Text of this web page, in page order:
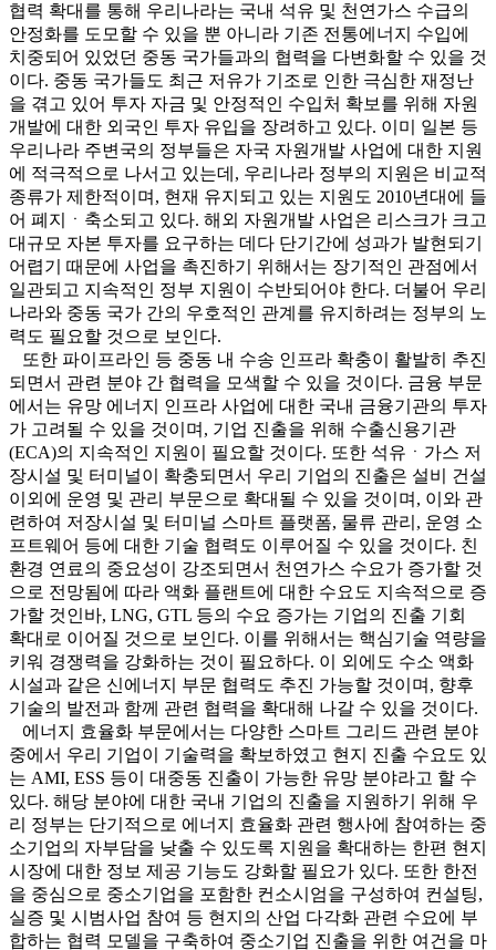
협력 확대를 통해 우리나라는 국내 석유 및 천연가스 수급의
안정화를 도모할 수 있을 뿐 아니라 기존 전통에너지 수입에
치중되어 있었던 중동 국가들과의 협력을 다변화할 수 있을 것
이다. 중동 국가들도 최근 저유가 기조로 인한 극심한 재정난
을 겪고 있어 투자 자금 및 안정적인 수입처 확보를 위해 자원
개발에 대한 외국인 투자 유입을 장려하고 있다. 이미 일본 등
우리나라 주변국의 정부들은 자국 자원개발 사업에 대한 지원
에 적극적으로 나서고 있는데, 우리나라 정부의 지원은 비교적
종류가 제한적이며, 현재 유지되고 있는 지원도 2010년대에 들
어 폐지ㆍ축소되고 있다. 해외 자원개발 사업은 리스크가 크고
대규모 자본 투자를 요구하는 데다 단기간에 성과가 발현되기
어렵기 때문에 사업을 촉진하기 위해서는 장기적인 관점에서
일관되고 지속적인 정부 지원이 수반되어야 한다. 더불어 우리
나라와 중동 국가 간의 우호적인 관계를 유지하려는 정부의 노
력도 필요할 것으로 보인다.
또한 파이프라인 등 중동 내 수송 인프라 확충이 활발히 추진
되면서 관련 분야 간 협력을 모색할 수 있을 것이다. 금융 부문
에서는 유망 에너지 인프라 사업에 대한 국내 금융기관의 투자
가 고려될 수 있을 것이며, 기업 진출을 위해 수출신용기관
(ECA)의 지속적인 지원이 필요할 것이다. 또한 석유ㆍ가스 저
장시설 및 터미널이 확충되면서 우리 기업의 진출은 설비 건설
이외에 운영 및 관리 부문으로 확대될 수 있을 것이며, 이와 관
련하여 저장시설 및 터미널 스마트 플랫폼, 물류 관리, 운영 소
프트웨어 등에 대한 기술 협력도 이루어질 수 있을 것이다. 친
환경 연료의 중요성이 강조되면서 천연가스 수요가 증가할 것
으로 전망됨에 따라 액화 플랜트에 대한 수요도 지속적으로 증
가할 것인바, LNG, GTL 등의 수요 증가는 기업의 진출 기회
확대로 이어질 것으로 보인다. 이를 위해서는 핵심기술 역량을
키워 경쟁력을 강화하는 것이 필요하다. 이 외에도 수소 액화
시설과 같은 신에너지 부문 협력도 추진 가능할 것이며, 향후
기술의 발전과 함께 관련 협력을 확대해 나갈 수 있을 것이다.
에너지 효율화 부문에서는 다양한 스마트 그리드 관련 분야
중에서 우리 기업이 기술력을 확보하였고 현지 진출 수요도 있
는 AMI, ESS 등이 대중동 진출이 가능한 유망 분야라고 할 수
있다. 해당 분야에 대한 국내 기업의 진출을 지원하기 위해 우
리 정부는 단기적으로 에너지 효율화 관련 행사에 참여하는 중
소기업의 자부담을 낮출 수 있도록 지원을 확대하는 한편 현지
시장에 대한 정보 제공 기능도 강화할 필요가 있다. 또한 한전
을 중심으로 중소기업을 포함한 컨소시엄을 구성하여 컨설팅,
실증 및 시범사업 참여 등 현지의 산업 다각화 관련 수요에 부
합하는 협력 모델을 구축하여 중소기업 진출을 위한 여건을 마